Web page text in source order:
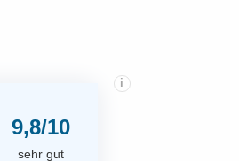
9,8/10
i
sehr gut